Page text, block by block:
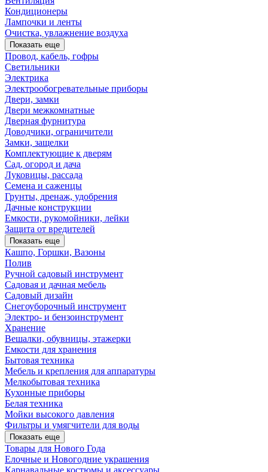
Кондиционеры
Лампочки и ленты
Очистка, увлажнение воздуха
Показать еще
Провод, кабель, гофры
Светильники
Электрика
Электрообогревательные приборы
Двери, замки
Двери межкомнатные
Дверная фурнитура
Доводчики, ограничители
Замки, защелки
Комплектующие к дверям
Сад, огород и дача
Луковицы, рассада
Семена и саженцы
Грунты, дренаж, удобрения
Дачные конструкции
Емкости, рукомойники, лейки
Защита от вредителей
Показать еще
Кашпо, Горшки, Вазоны
Полив
Ручной садовый инструмент
Садовая и дачная мебель
Садовый дизайн
Снегоуборочный инструмент
Электро- и бензоинструмент
Хранение
Вешалки, обувницы, этажерки
Емкости для хранения
Бытовая техника
Мебель и крепления для аппаратуры
Мелкобытовая техника
Кухонные приборы
Белая техника
Мойки высокого давления
Фильтры и умягчители для воды
Показать еще
Товары для Нового Года
Елочные и Новогодние украшения
Карнавальные костюмы и аксессуары